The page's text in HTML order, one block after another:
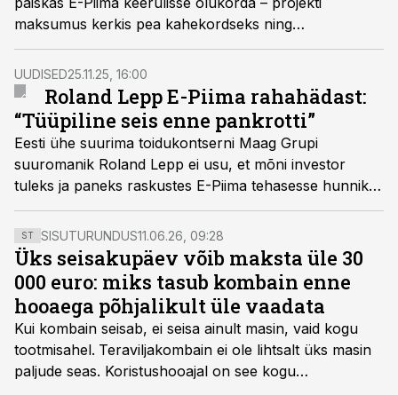
maksumus kerkis pea kahekordseks ning
kasumlikkusest on asi kaugel. Värskelt ametisse
astunud E-Piim Tootmise juht Anti Orav ütles
intervjuus Äripäeva raadiole, et „uppumisjutud on
liialdatud“, ent kinnitab ausalt: raskusi jagub.
UUDISED25.11.25, 16:00
Roland Lepp E-Piima rahahädast:
“Tüüpiline seis enne pankrotti”
Eesti ühe suurima toidukontserni Maag Grupi
suuromanik Roland Lepp ei usu, et mõni investor
tuleks ja paneks raskustes E-Piima tehasesse hunniku
raha.
ST SISUTURUNDUS11.06.26, 09:28
Üks seisakupäev võib maksta üle 30
000 euro: miks tasub kombain enne
hooaega põhjalikult üle vaadata
Kui kombain seisab, ei seisa ainult masin, vaid kogu
tootmisahel. Teraviljakombain ei ole lihtsalt üks masin
paljude seas. Koristushooajal on see kogu